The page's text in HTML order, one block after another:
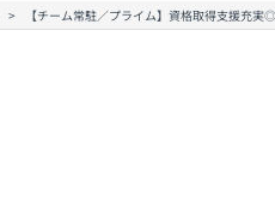
【チーム常駐／プライム】資格取得支援充